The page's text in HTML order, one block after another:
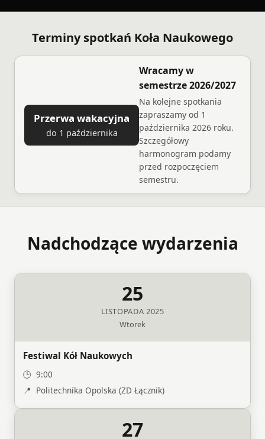
Terminy spotkań Koła Naukowego
Przerwa wakacyjna
do 1 października
Wracamy w
semestrze 2026/2027
Na kolejne spotkania
zapraszamy od 1
października 2026 roku.
Szczegółowy
harmonogram podamy
przed rozpoczęciem
semestru.
Nadchodzące wydarzenia
25
LISTOPADA 2025
Wtorek
Festiwal Kół Naukowych
9:00
Politechnika Opolska (ZD Łącznik)
27